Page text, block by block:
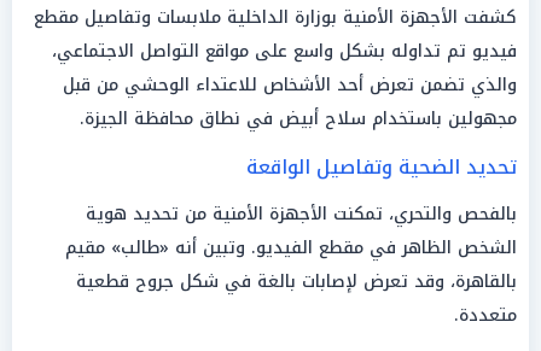
كشفت الأجهزة الأمنية بوزارة الداخلية ملابسات وتفاصيل مقطع
فيديو تم تداوله بشكل واسع على مواقع التواصل الاجتماعي،
والذي تضمن تعرض أحد الأشخاص للاعتداء الوحشي من قبل
مجهولين باستخدام سلاح أبيض في نطاق محافظة الجيزة.
تحديد الضحية وتفاصيل الواقعة
بالفحص والتحري، تمكنت الأجهزة الأمنية من تحديد هوية
الشخص الظاهر في مقطع الفيديو. وتبين أنه «طالب» مقيم
بالقاهرة، وقد تعرض لإصابات بالغة في شكل جروح قطعية
متعددة.